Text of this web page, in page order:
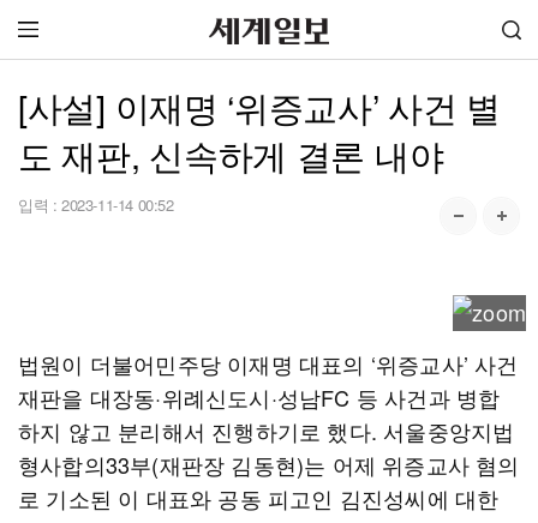
[사설] 이재명 ‘위증교사’ 사건 별
도 재판, 신속하게 결론 내야
입력 : 2023-11-14 00:52
법원이 더불어민주당 이재명 대표의 ‘위증교사’ 사건
재판을 대장동·위례신도시·성남FC 등 사건과 병합
하지 않고 분리해서 진행하기로 했다. 서울중앙지법
형사합의33부(재판장 김동현)는 어제 위증교사 혐의
로 기소된 이 대표와 공동 피고인 김진성씨에 대한